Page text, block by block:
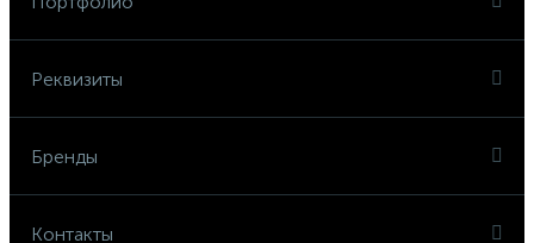
Реквизиты
Бренды
Контакты